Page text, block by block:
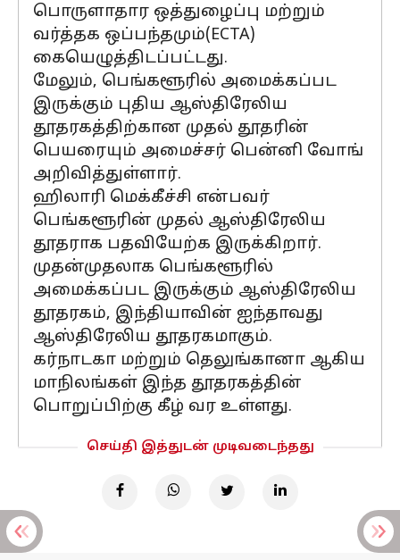
பொருளாதார ஒத்துழைப்பு மற்றும்
வர்த்தக ஒப்பந்தமும்(ECTA)
கையெழுத்திடப்பட்டது.
மேலும், பெங்களூரில் அமைக்கப்பட
இருக்கும் புதிய ஆஸ்திரேலிய
தூதரகத்திற்கான முதல் தூதரின்
பெயரையும் அமைச்சர் பென்னி வோங்
அறிவித்துள்ளார்.
ஹிலாரி மெக்கீச்சி என்பவர்
பெங்களூரின் முதல் ஆஸ்திரேலிய
தூதராக பதவியேற்க இருக்கிறார்.
முதன்முதலாக பெங்களூரில்
அமைக்கப்பட இருக்கும் ஆஸ்திரேலிய
தூதரகம், இந்தியாவின் ஐந்தாவது
ஆஸ்திரேலிய தூதரகமாகும்.
கர்நாடகா மற்றும் தெலுங்கானா ஆகிய
மாநிலங்கள் இந்த தூதரகத்தின்
பொறுப்பிற்கு கீழ் வர உள்ளது.
செய்தி இத்துடன் முடிவடைந்தது